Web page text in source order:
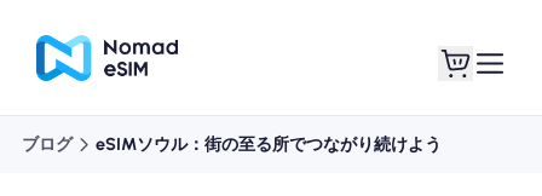
ブログ eSIMソウル：街の至る所でつながり続けよう